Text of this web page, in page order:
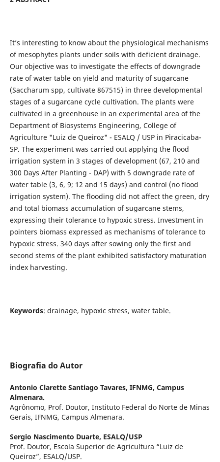
It’s interesting to know about the physiological mechanisms
of mesophytes plants under soils with deficient drainage.
Our objective was to investigate the effects of downgrade
rate of water table on yield and maturity of sugarcane
(Saccharum spp, cultivate 867515) in three developmental
stages of a sugarcane cycle cultivation. The plants were
cultivated in a greenhouse in an experimental area of the
Department of Biosystems Engineering, College of
Agriculture "Luiz de Queiroz" - ESALQ / USP in Piracicaba-
SP. The experiment was carried out applying the flood
irrigation system in 3 stages of development (67, 210 and
300 Days After Planting - DAP) with 5 downgrade rate of
water table (3, 6, 9; 12 and 15 days) and control (no flood
irrigation system). The flooding did not affect the green, dry
and total biomass accumulation of sugarcane stems,
expressing their tolerance to hypoxic stress. Investment in
pointers biomass expressed as mechanisms of tolerance to
hypoxic stress. 340 days after sowing only the first and
second stems of the plant exhibited satisfactory maturation
index harvesting.
Keywords: drainage, hypoxic stress, water table.
Biografia do Autor
Antonio Clarette Santiago Tavares, IFNMG, Campus
Almenara.
Agrônomo, Prof. Doutor, Instituto Federal do Norte de Minas
Gerais, IFNMG, Campus Almenara.
Sergio Nascimento Duarte, ESALQ/USP
Prof. Doutor, Escola Superior de Agricultura “Luiz de
Queiroz”, ESALQ/USP.